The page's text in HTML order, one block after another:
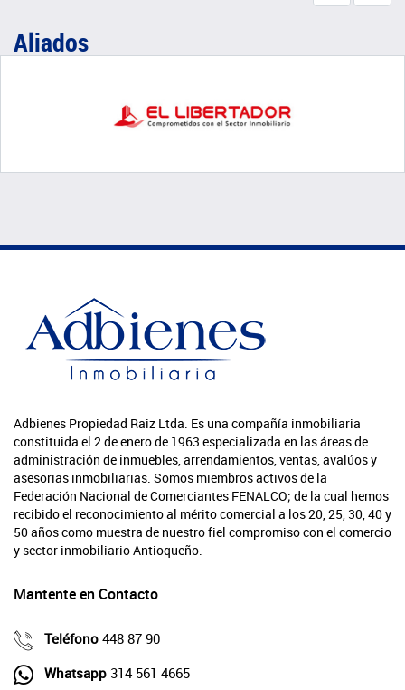
Aliados
Adbienes Propiedad Raiz Ltda. Es una compañía inmobiliaria
constituida el 2 de enero de 1963 especializada en las áreas de
administración de inmuebles, arrendamientos, ventas, avalúos y
asesorias inmobiliarias. Somos miembros activos de la
Federación Nacional de Comerciantes FENALCO; de la cual hemos
recibido el reconocimiento al mérito comercial a los 20, 25, 30, 40 y
50 años como muestra de nuestro fiel compromiso con el comercio
y sector inmobiliario Antioqueño.
Mantente en Contacto
Teléfono 448 87 90
Whatsapp 314 561 4665